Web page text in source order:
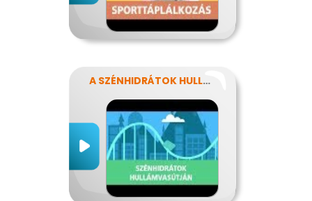
A SZÉNHIDRÁTOK HULLÁMVASÚTJÁN